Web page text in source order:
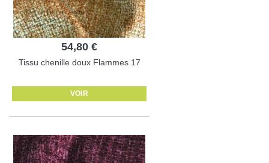
54,80 €
Tissu chenille doux Flammes 17
VOIR